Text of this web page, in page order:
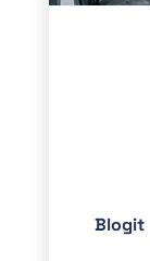
Blogit